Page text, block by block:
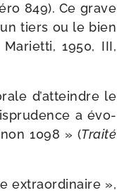
849). Ce grave
tiers ou le bien
Marietti, 1950, III,
d’atteindre le
a évo­
1098 » (Traité
extra­or­di­naire »,